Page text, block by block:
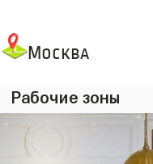
Москва
Рабочие зоны